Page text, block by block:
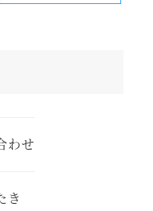
わせ
き